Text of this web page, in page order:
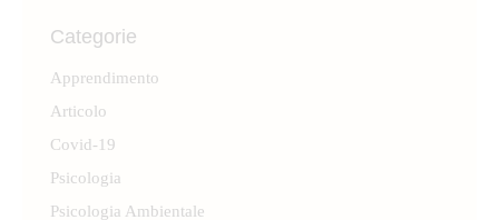
Categorie
Apprendimento
Articolo
Covid-19
Psicologia
Psicologia Ambientale